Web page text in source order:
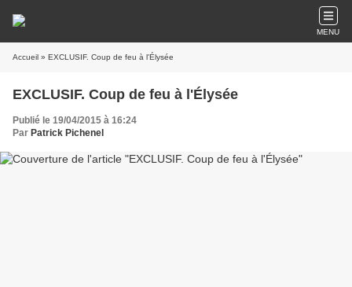
MENU
Accueil » EXCLUSIF. Coup de feu à l'Élysée
EXCLUSIF. Coup de feu à l'Élysée
Publié le 19/04/2015 à 16:24
Par Patrick Pichenel